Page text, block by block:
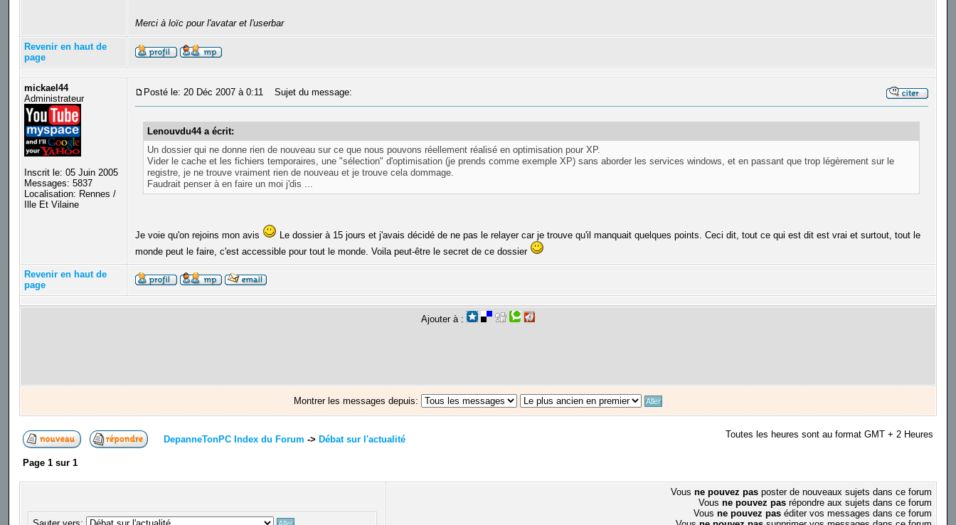
Merci à loïc pour l'avatar et l'userbar
Revenir en haut de
page
mickael44
Administrateur
Inscrit le: 05 Juin 2005
Messages: 5837
Localisation: Rennes /
Ille Et Vilaine
Posté le: 20 Déc 2007 à 0:11 Sujet du message:
Lenouvdu44 a écrit:
Un dossier qui ne donne rien de nouveau sur ce que nous pouvons réellement réalisé en optimisation pour XP.
Vider le cache et les fichiers temporaires, une "sélection" d'optimisation (je prends comme exemple XP) sans aborder les services windows, et en passant que trop légèrement sur le
registre, je ne trouve vraiment rien de nouveau et je trouve cela dommage.
Faudrait penser à en faire un moi j'dis ...
Je voie qu'on rejoins mon avis
Le dossier à 15 jours et j'avais décidé de ne pas le relayer car je trouve qu'il manquait quelques points. Ceci dit, tout ce qui est dit est vrai et surtout, tout le
monde peut le faire, c'est accessible pour tout le monde. Voila peut-être le secret de ce dossier
Revenir en haut de
page
Ajouter à :
Montrer les messages depuis:
DepanneTonPC Index du Forum -> Débat sur l'actualité Toutes les heures sont au format GMT + 2 Heures
Page 1sur 1
Vous ne pouvez pasposter de nouveaux sujets dans ce forum
Vous ne pouvez pasrépondre aux sujets dans ce forum
Vous ne pouvez paséditer vos messages dans ce forum